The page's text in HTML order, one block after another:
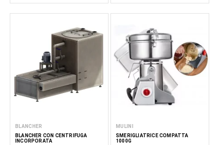
BLANCHER
BLANCHER CON CENTRIFUGA
INCORPORATA
MULINI
SMERIGLIATRICE COMPATTA
1000G